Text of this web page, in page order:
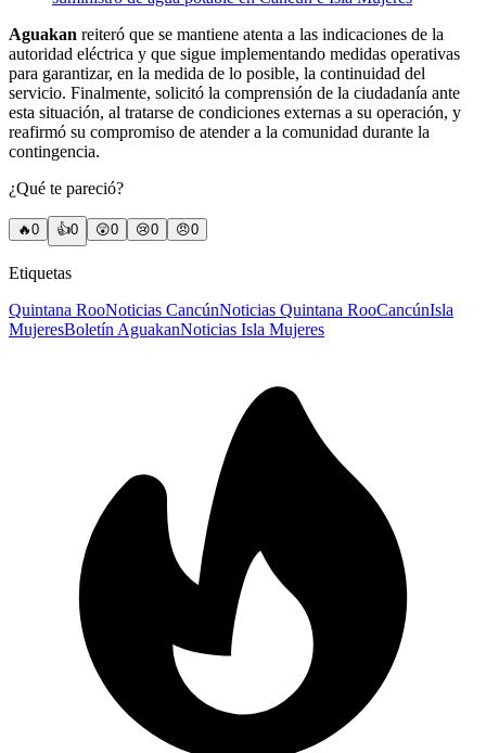
Aguakan reiteró que se mantiene atenta a las indicaciones de la
autoridad eléctrica y que sigue implementando medidas operativas
para garantizar, en la medida de lo posible, la continuidad del
servicio. Finalmente, solicitó la comprensión de la ciudadanía ante
esta situación, al tratarse de condiciones externas a su operación, y
reafirmó su compromiso de atender a la comunidad durante la
contingencia.
¿Qué te pareció?
🔥0 👍0 😲0 😢0 😠0
Etiquetas
Quintana RooNoticias CancúnNoticias Quintana RooCancúnIsla
MujeresBoletín AguakanNoticias Isla Mujeres